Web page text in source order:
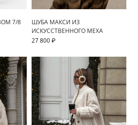
7/8
ШУБА МАКСИ ИЗ
ИСКУССТВЕННОГО МЕХА
27 800 ₽